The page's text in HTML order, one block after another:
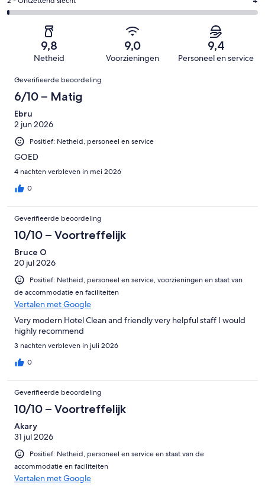
beoordelingen
van
beoordelingen
12
beoordelingen
-
2
Ontzettend
van
beoordelingen
9,8
Netheid
9,0
Voorzieningen
9,4
Personeel en service
Beoordelingen
Geverifieerde beoordeling
6/10 – Matig
Ebru
2 jun 2026
Positief: Netheid, personeel en service
GOED
4 nachten verbleven in mei 2026
0
Geverifieerde beoordeling
10/10 – Voortreffelijk
Bruce O
20 jul 2026
Positief: Netheid, personeel en service, voorzieningen en staat van
de accommodatie en faciliteiten
Vertalen met Google
Very modern Hotel Clean and friendly very helpful staff I would
highly recommend
3 nachten verbleven in juli 2026
0
Geverifieerde beoordeling
10/10 – Voortreffelijk
Akary
31 jul 2026
Positief: Netheid, personeel en service en staat van de
accommodatie en faciliteiten
Vertalen met Google